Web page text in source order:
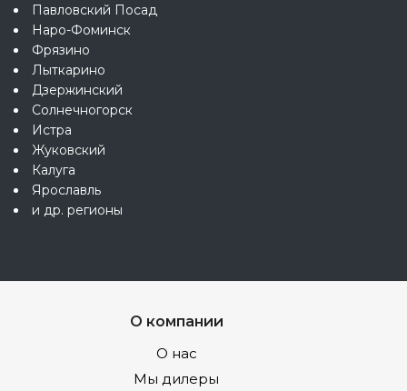
Павловский Посад
Наро-Фоминск
Фрязино
Лыткарино
Дзержинский
Солнечногорск
Истра
Жуковский
Калуга
Ярославль
и др. регионы
О компании
О нас
Мы дилеры